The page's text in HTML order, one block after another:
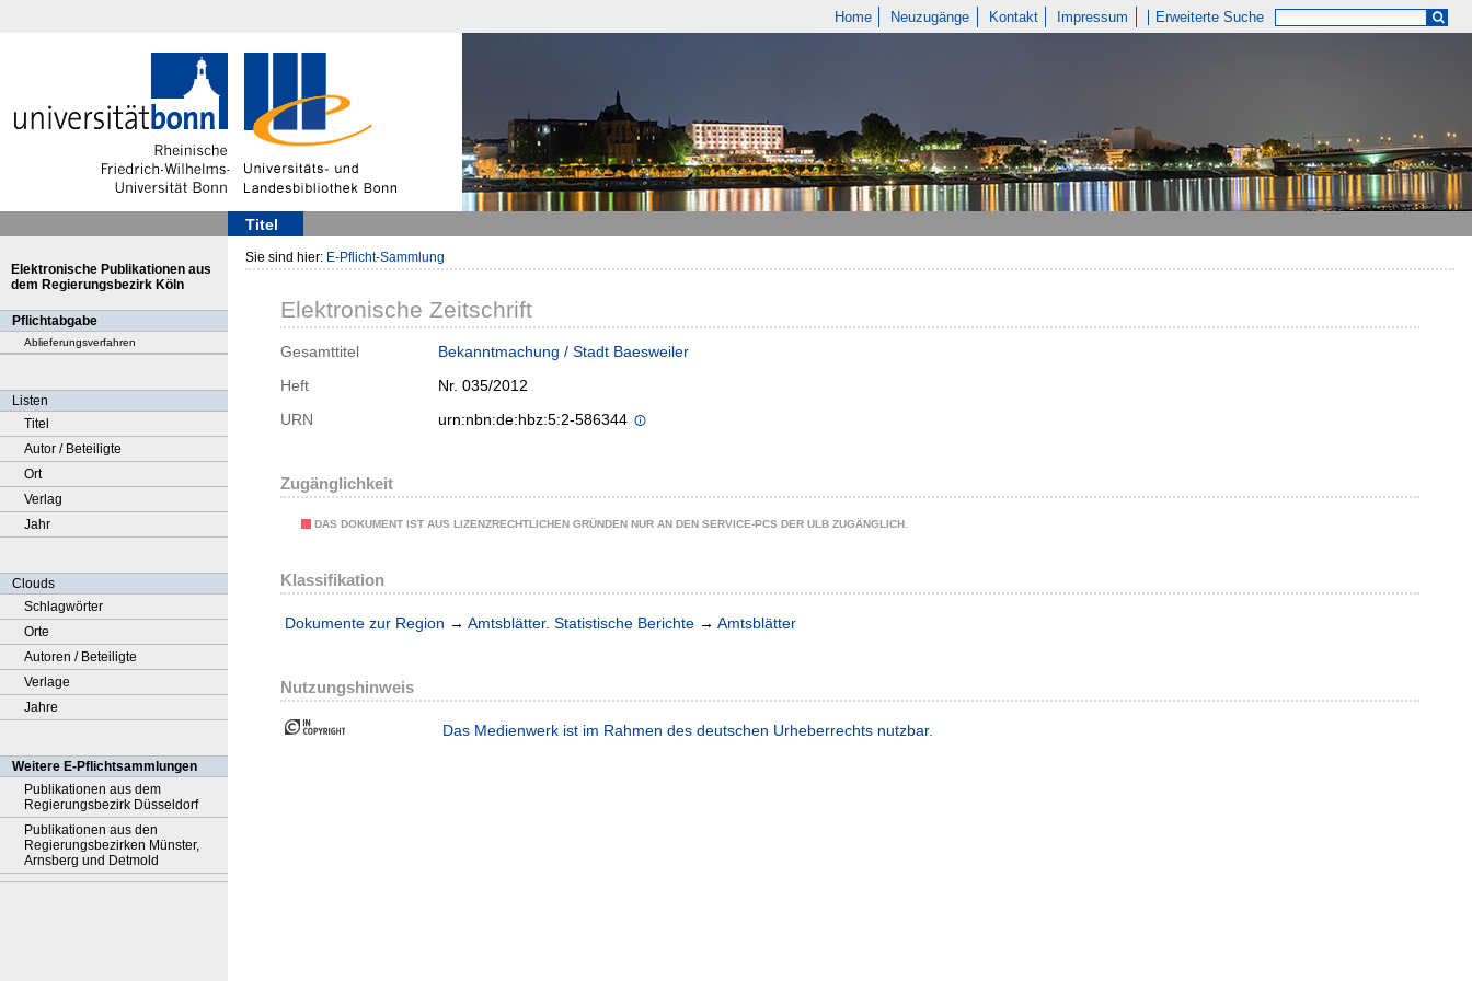
Home Neuzugänge Kontakt Impressum Erweiterte Suche
Titel
Elektronische Publikationen aus
dem Regierungsbezirk Köln
Pflichtabgabe
Ablieferungsverfahren
Listen
Titel
Autor / Beteiligte
Ort
Verlag
Jahr
Clouds
Schlagwörter
Orte
Autoren / Beteiligte
Verlage
Jahre
Weitere E-Pflichtsammlungen
Publikationen aus dem
Regierungsbezirk Düsseldorf
Publikationen aus den
Regierungsbezirken Münster,
Arnsberg und Detmold
Sie sind hier: E-Pflicht-Sammlung
Elektronische Zeitschrift
Gesamttitel
Bekanntmachung / Stadt Baesweiler
Heft
Nr. 035/2012
URN
urn:nbn:de:hbz:5:2-586344
Zugänglichkeit
DAS DOKUMENT IST AUS LIZENZRECHTLICHEN GRÜNDEN NUR AN DEN SERVICE-PCS DER ULB ZUGÄNGLICH.
Klassifikation
Dokumente zur Region → Amtsblätter. Statistische Berichte → Amtsblätter
Nutzungshinweis
Das Medienwerk ist im Rahmen des deutschen Urheberrechts nutzbar.